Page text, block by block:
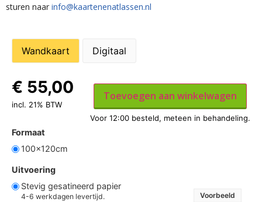
sturen naar info@kaartenenatlassen.nl
Wandkaart Digitaal
Formaat
100x120cm
Uitvoering
Stevig gesatineerd papier
4-6 werkdagen levertijd. Voorbeeld
€ 55,00
incl. 21% BTW
Toevoegen aan winkelwagen